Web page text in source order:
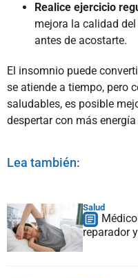
Realice ejercicio
mejora la calidad
antes de acostarte.
El insomnio puede
se atiende a tiempo, pero
saludables, es posible
despertar con más
Lea también:
Salud
reparador